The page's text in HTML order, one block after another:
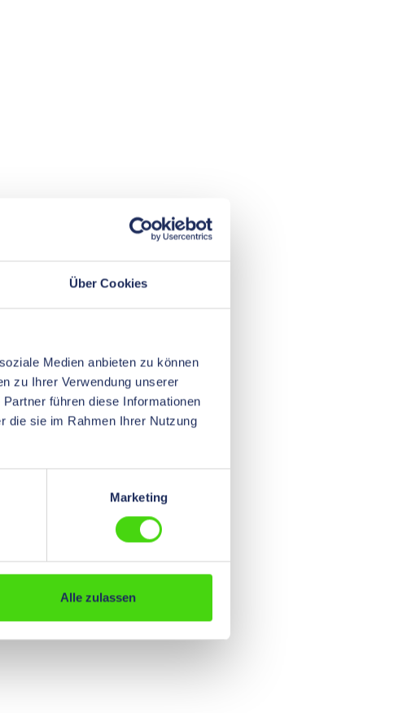
Über Cookies
Medien anbieten zu können
zu Ihrer Verwendung unserer
führen diese Informationen
die sie im Rahmen Ihrer Nutzung
Marketing
Alle zulassen